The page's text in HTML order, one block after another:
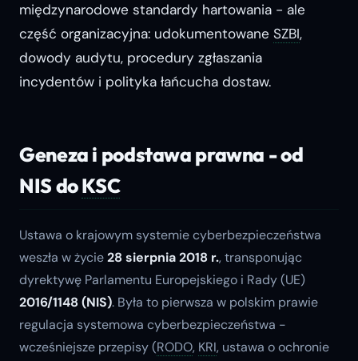
międzynarodowe standardy hartowania - ale
część organizacyjna: udokumentowane SZBI,
dowody audytu, procedury zgłaszania
incydentów i polityka łańcucha dostaw.
Geneza i podstawa prawna - od
NIS doKSC
Ustawa o krajowym systemie cyberbezpieczeństwa
weszła w życie28 sierpnia 2018 r., transponując
dyrektywę Parlamentu Europejskiego i Rady (UE)
2016/1148 (NIS). Była to pierwsza w polskim prawie
regulacja systemowa cyberbezpieczeństwa -
wcześniejsze przepisy (RODO, KRI, ustawa o ochronie